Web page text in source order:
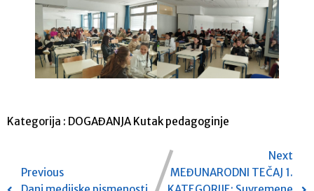
Kategorija : DOGAĐANJA Kutak pedagoginje
Previous
Next
MEĐUNARODNI TEČAJ 1.